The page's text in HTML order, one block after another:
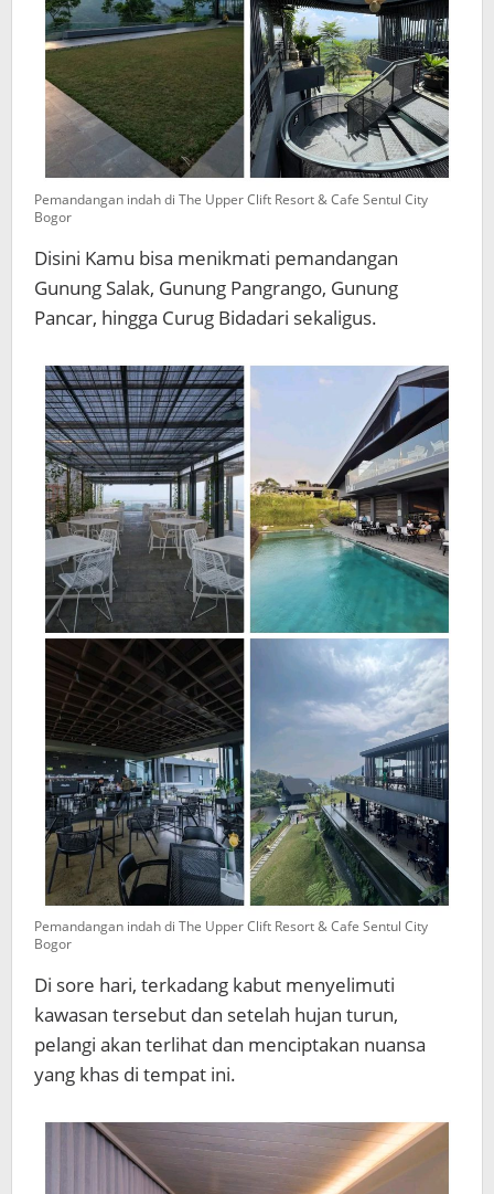
Pemandangan indah di The Upper Clift Resort & Cafe Sentul City
Bogor
Disini Kamu bisa menikmati pemandangan
Gunung Salak, Gunung Pangrango, Gunung
Pancar, hingga Curug Bidadari sekaligus.
Pemandangan indah di The Upper Clift Resort & Cafe Sentul City
Bogor
Di sore hari, terkadang kabut menyelimuti
kawasan tersebut dan setelah hujan turun,
pelangi akan terlihat dan menciptakan nuansa
yang khas di tempat ini.